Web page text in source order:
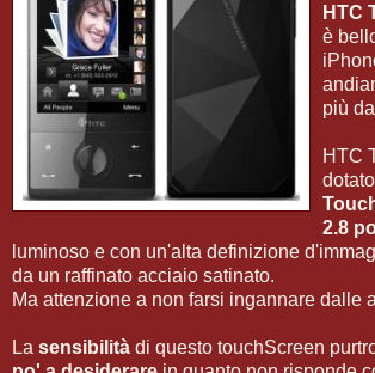
HTC
è
più
HTC
2.8
luminoso e con un'alta definizione
da un raffinato acciaio satinato.
Ma attenzione a non farsi ingannare dalle
La sensibilità di questo touchScreen